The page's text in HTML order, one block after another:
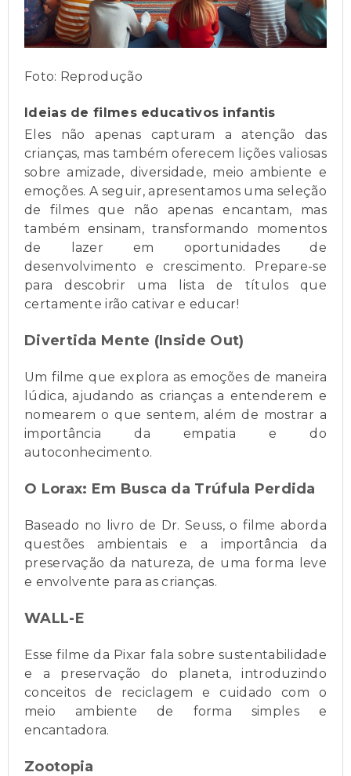
Foto: Reprodução
Ideias de filmes educativos infantis
Eles não apenas capturam a atenção das
crianças, mas também oferecem lições valiosas
sobre amizade, diversidade, meio ambiente e
emoções. A seguir, apresentamos uma seleção
de filmes que não apenas encantam, mas
também ensinam, transformando momentos
de lazer em oportunidades de
desenvolvimento e crescimento. Prepare-se
para descobrir uma lista de títulos que
certamente irão cativar e educar!
Divertida Mente (Inside Out)
Um filme que explora as emoções de maneira
lúdica, ajudando as crianças a entenderem e
nomearem o que sentem, além de mostrar a
importância da empatia e do
autoconhecimento.
O Lorax: Em Busca da Trúfula Perdida
Baseado no livro de Dr. Seuss, o filme aborda
questões ambientais e a importância da
preservação da natureza, de uma forma leve
e envolvente para as crianças.
WALL-E
Esse filme da Pixar fala sobre sustentabilidade
e a preservação do planeta, introduzindo
conceitos de reciclagem e cuidado com o
meio ambiente de forma simples e
encantadora.
Zootopia